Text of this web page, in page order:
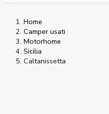
Home
Camper usati
Motorhome
Sicilia
Caltanissetta